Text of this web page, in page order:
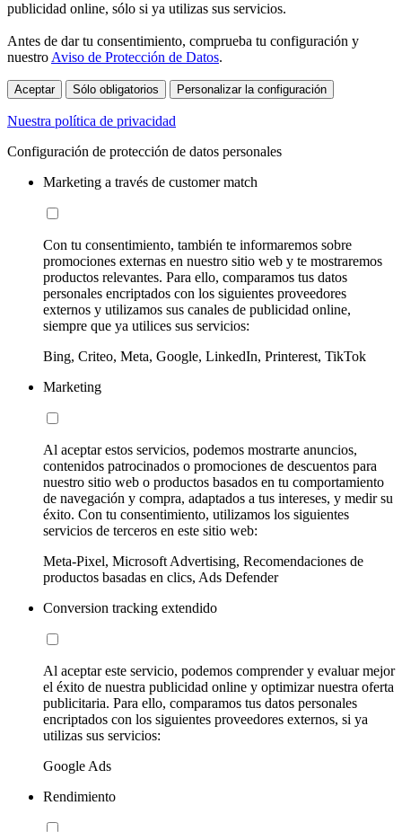
publicidad online, sólo si ya utilizas sus servicios.
Antes de dar tu consentimiento, comprueba tu configuración y
nuestro Aviso de Protección de Datos.
Aceptar Sólo obligatorios Personalizar la configuración
Nuestra política de privacidad
Configuración de protección de datos personales
Marketing a través de customer match
Con tu consentimiento, también te informaremos sobre
promociones externas en nuestro sitio web y te mostraremos
productos relevantes. Para ello, comparamos tus datos
personales encriptados con los siguientes proveedores
externos y utilizamos sus canales de publicidad online,
siempre que ya utilices sus servicios:
Bing, Criteo, Meta, Google, LinkedIn, Printerest, TikTok
Marketing
Al aceptar estos servicios, podemos mostrarte anuncios,
contenidos patrocinados o promociones de descuentos para
nuestro sitio web o productos basados en tu comportamiento
de navegación y compra, adaptados a tus intereses, y medir su
éxito. Con tu consentimiento, utilizamos los siguientes
servicios de terceros en este sitio web:
Meta-Pixel, Microsoft Advertising, Recomendaciones de
productos basadas en clics, Ads Defender
Conversion tracking extendido
Al aceptar este servicio, podemos comprender y evaluar mejor
el éxito de nuestra publicidad online y optimizar nuestra oferta
publicitaria. Para ello, comparamos tus datos personales
encriptados con los siguientes proveedores externos, si ya
utilizas sus servicios:
Google Ads
Rendimiento